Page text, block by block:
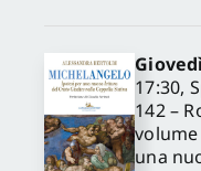
17:30,
142 –
volume
una